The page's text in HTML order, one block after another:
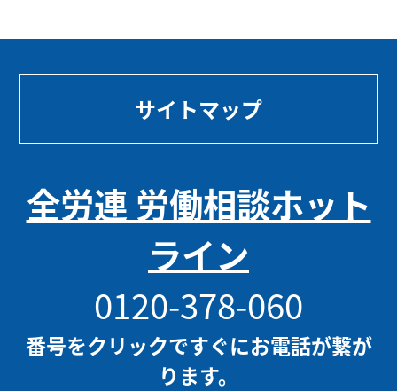
サイトマップ
全労連 労働相談ホット
ライン
0120-378-060
番号をクリックですぐにお電話が繋が
ります。